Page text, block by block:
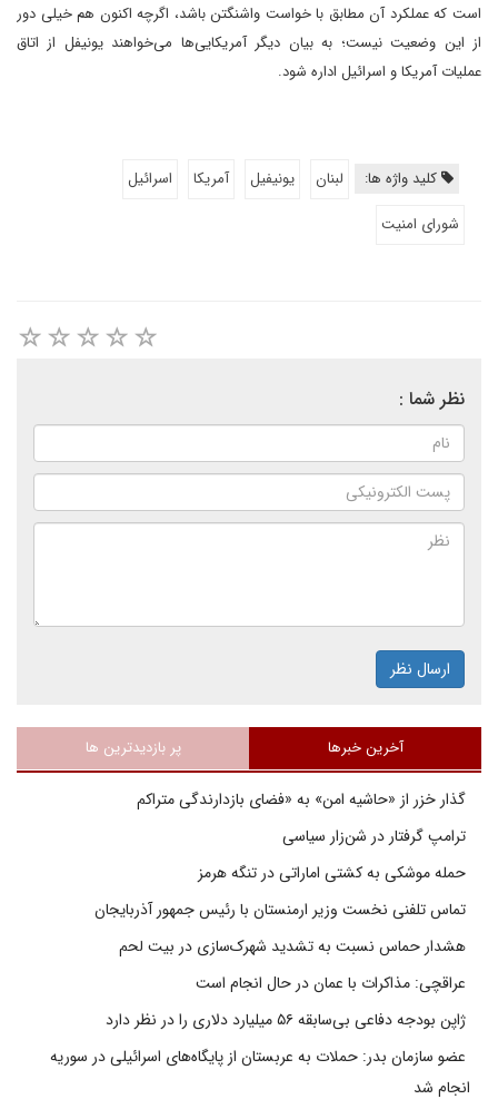
است که عملکرد آن مطابق با خواست واشنگتن باشد، اگرچه اکنون هم خیلی دور
از این وضعیت نیست؛ به بیان دیگر آمریکایی‌ها می‌خواهند یونیفل از اتاق
عملیات آمریکا و اسرائیل اداره شود.
کلید واژه ها: لبنان یونیفیل آمریکا
اسرائیل
شورای امنیت
نظر شما :
ارسال نظر
آخرین خبرها پر بازدیدترین ها
گذار خزر از «حاشیه امن» به «فضای بازدارندگی متراکم
ترامپ گرفتار در شن‌زار سیاسی
حمله موشکی به کشتی اماراتی در تنگه هرمز
تماس تلفنی نخست وزیر ارمنستان با رئیس جمهور آذربایجان
هشدار حماس نسبت به تشدید شهرک‌سازی در بیت‌ لحم
عراقچی: مذاکرات با عمان در حال انجام است
ژاپن بودجه دفاعی بی‌سابقه ۵۶ میلیارد دلاری را در نظر دارد
عضو سازمان بدر: حملات به عربستان از پایگاه‌های اسرائیلی در سوریه
انجام شد